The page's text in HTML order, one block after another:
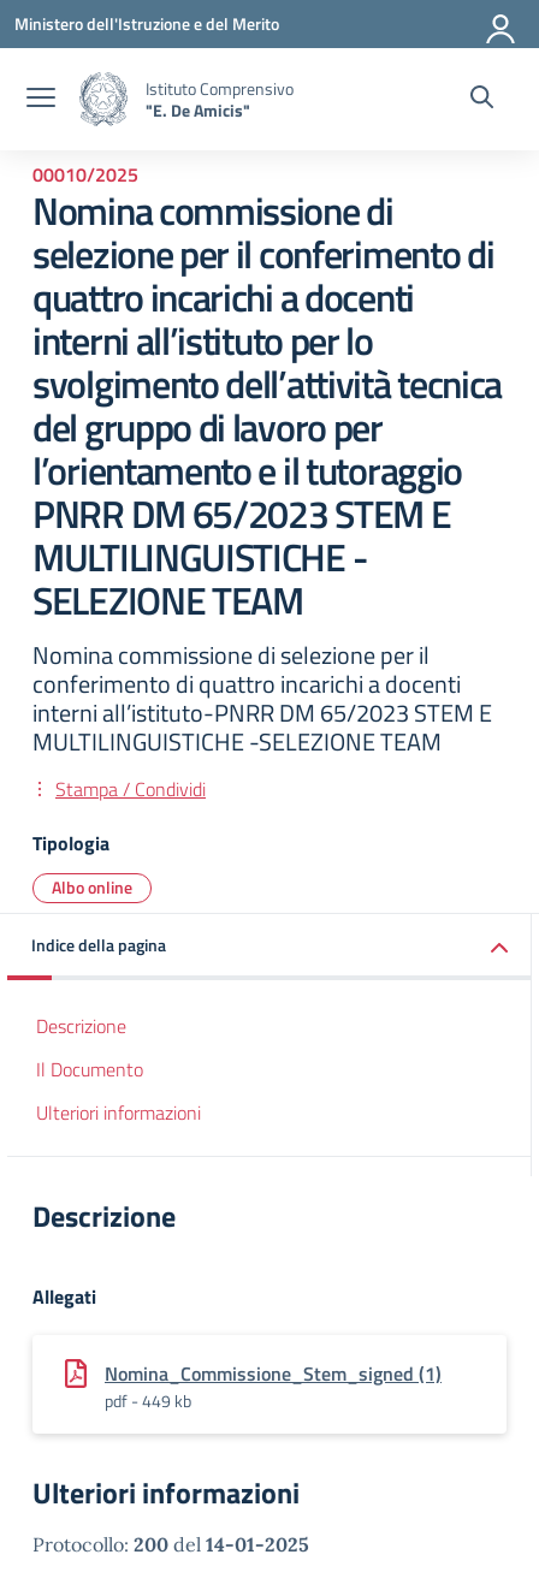
Vai ai contenuti
Vai al menu di navigazione
Vai al footer
Ministero dell'Istruzione e del Merito
Istituto Comprensivo
"E. De Amicis"
00010/2025
Nomina commissione di
selezione per il conferimento di
quattro incarichi a docenti
interni all’istituto per lo
svolgimento dell’attività tecnica
del gruppo di lavoro per
l’orientamento e il tutoraggio
PNRR DM 65/2023 STEM E
MULTILINGUISTICHE -
SELEZIONE TEAM
Nomina commissione di selezione per il
conferimento di quattro incarichi a docenti
interni all’istituto-PNRR DM 65/2023 STEM E
MULTILINGUISTICHE -SELEZIONE TEAM
Stampa / Condividi
Tipologia
Albo online
Indice della pagina
Descrizione
Il Documento
Ulteriori informazioni
Descrizione
Allegati
Nomina_Commissione_Stem_signed (1)
pdf - 449 kb
Ulteriori informazioni
Protocollo: 200 del 14-01-2025